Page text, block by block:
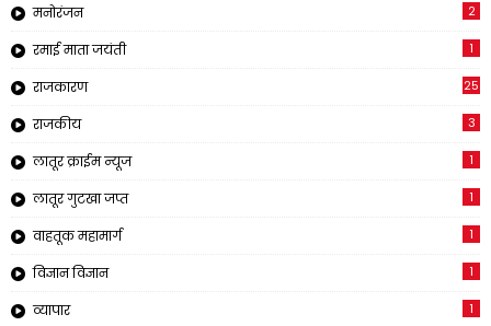
मनोरंजन 2
रमाई माता जयंती 1
राजकारण 25
राजकीय 3
लातूर क्राईम न्यूज 1
लातूर गुटखा जप्त 1
वाहतूक महामार्ग 1
विज्ञान विज्ञान 1
व्यापार 1